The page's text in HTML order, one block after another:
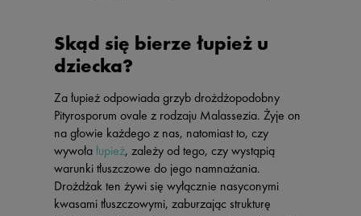
Skąd się bierze łupież u
dziecka?
Za łupież odpowiada grzyb drożdżopodobny
Pityrosporum ovale z rodzaju Malassezia. Żyje on
na głowie każdego z nas, natomiast to, czy
wywołałupież, zależy od tego, czy wystąpią
warunki tłuszczowe do jego namnażania.
Drożdżak ten żywi się wyłącznie nasyconymi
kwasami tłuszczowymi, zaburzając strukturę